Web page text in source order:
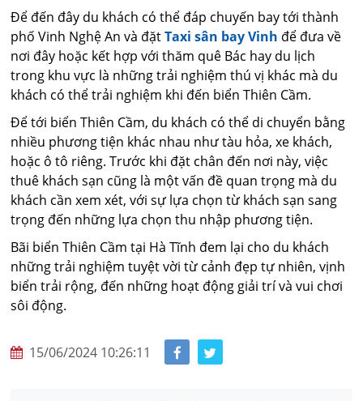
Để đến đây du khách có thể đáp chuyến bay tới thành
phố Vinh Nghệ An và đặtTaxi sân bay Vinh để đưa về
nơi đây hoặc kết hợp với thăm quê Bác hay du lịch
trong khu vực là những trải nghiệm thú vị khác mà du
khách có thể trải nghiệm khi đến biển Thiên Cầm.
Để tới biển Thiên Cầm, du khách có thể di chuyển bằng
nhiều phương tiện khác nhau như tàu hỏa, xe khách,
hoặc ô tô riêng. Trước khi đặt chân đến nơi này, việc
thuê khách sạn cũng là một vấn đề quan trọng mà du
khách cần xem xét, với sự lựa chọn từ khách sạn sang
trọng đến những lựa chọn thu nhập phương tiện.
Bãi biển Thiên Cầm tại Hà Tĩnh đem lại cho du khách
những trải nghiệm tuyệt vời từ cảnh đẹp tự nhiên, vịnh
biển trải rộng, đến những hoạt động giải trí và vui chơi
sôi động.
15/06/2024 10:26:11